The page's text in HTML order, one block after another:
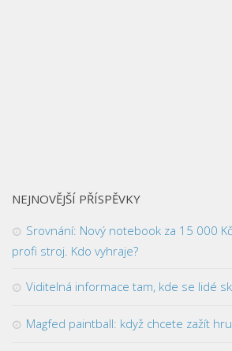
NEJNOVĚJŠÍ PŘÍSPĚVKY
Srovnání: Nový notebook za 15 000
profi stroj. Kdo vyhraje?
Viditelná informace tam, kde se lidé
Magfed paintball: když chcete zažít